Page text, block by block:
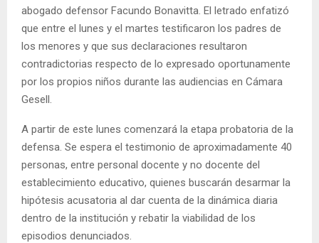
abogado defensor Facundo Bonavitta. El letrado enfatizó
que entre el lunes y el martes testificaron los padres de
los menores y que sus declaraciones resultaron
contradictorias respecto de lo expresado oportunamente
por los propios niños durante las audiencias en Cámara
Gesell.
A partir de este lunes comenzará la etapa probatoria de la
defensa. Se espera el testimonio de aproximadamente 40
personas, entre personal docente y no docente del
establecimiento educativo, quienes buscarán desarmar la
hipótesis acusatoria al dar cuenta de la dinámica diaria
dentro de la institución y rebatir la viabilidad de los
episodios denunciados.